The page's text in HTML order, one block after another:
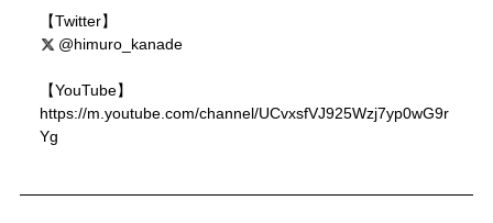
【Twitter】
@himuro_kanade
【YouTube】
https://m.youtube.com/channel/UCvxsfVJ925Wzj7yp0wG9r
Yg